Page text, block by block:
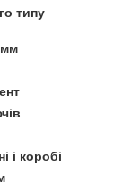
типу
мм
і коробі